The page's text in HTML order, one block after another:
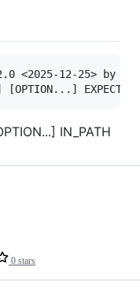
<2025-12-25> by
IN_PATH
0 stars